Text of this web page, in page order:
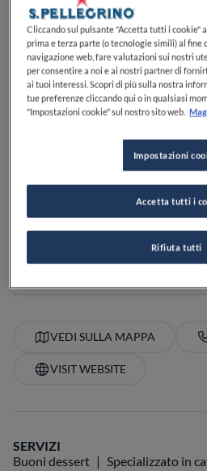
0 0 0
Sernaglia della
Sabato,12:00-
VEDI ORARI
PREZZO
VEDI SULLA MAPPA
VISIT WEBSITE
SERVIZI
Buoni dessert
Specializzato in
Cliccando sul pulsante "Accetta tutti i cookie"
prima e terza parte (o tecnologie simili) al fine
navigazione web, fare valutazioni sui nostri
per consentire a noi e ai nostri partner di
ai tuoi interessi. Scopri di più sulla nostra
tue preferenze cliccando qui o in qualsiasi
"Impostazioni cookie" sul nostro sito web.
Impostazioni
Rifiuta tutti
Accetta tutti i